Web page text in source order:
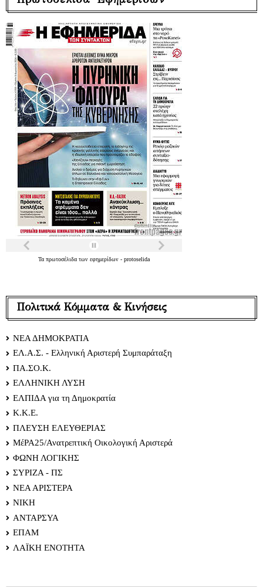
Τα πρωτοσέλιδα των εφημερίδων - protoselida
Πολιτικά Κόμματα & Κινήσεις
ΝΕΑ ΔΗΜΟΚΡΑΤΙΑ
ΕΛ.Α.Σ. - Ελληνική Αριστερή Συμπαράταξη
ΠΑ.ΣΟ.Κ.
ΕΛΛΗΝΙΚΗ ΛΥΣΗ
ΕΛΠΙΔΑ για τη Δημοκρατία
Κ.Κ.Ε.
ΠΛΕΥΣΗ ΕΛΕΥΘΕΡΙΑΣ
ΜέΡΑ25/Ανατρεπτική Οικολογική Αριστερά
ΦΩΝΗ ΛΟΓΙΚΗΣ
ΣΥΡΙΖΑ - ΠΣ
ΝΕΑ ΑΡΙΣΤΕΡΑ
ΝΙΚΗ
ΑΝΤΑΡΣΥΑ
ΕΠΑΜ
ΛΑΪΚΗ ΕΝΟΤΗΤΑ